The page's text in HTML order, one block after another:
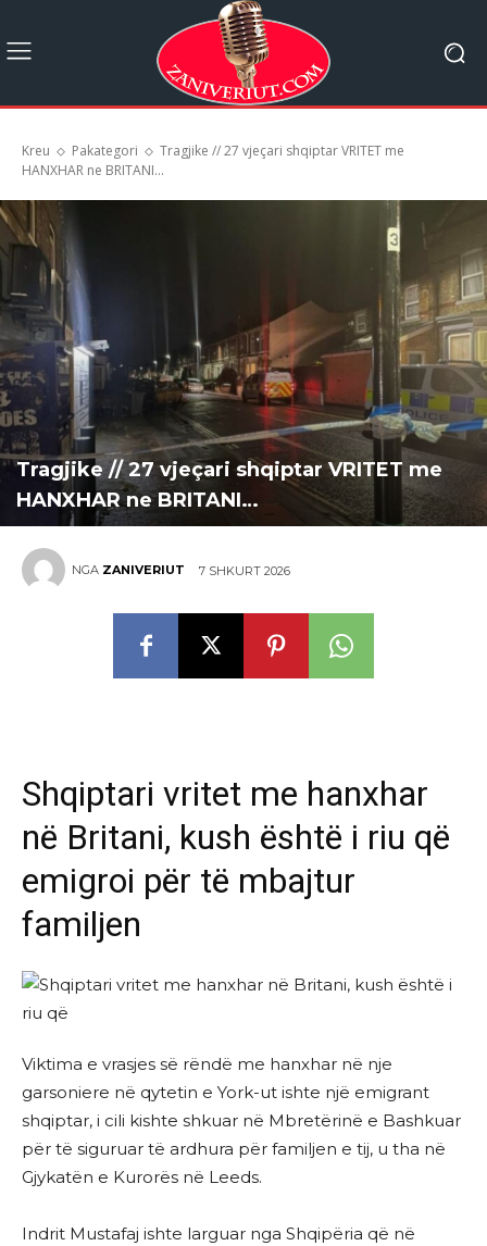
Kreu Pakategori
Tragjike // 27 vjeçari shqiptar VRITET me
HANXHAR ne BRITANI...
Tragjike // 27 vjeçari shqiptar VRITET me
HANXHAR ne BRITANI…
NGA ZANIVERIUT 7 SHKURT 2026
Shqiptari vritet me hanxhar
në Britani, kush është i riu që
emigroi për të mbajtur
familjen
Viktima e vrasjes së rëndë me hanxhar në nje
garsoniere në qytetin e York-ut ishte një emigrant
shqiptar, i cili kishte shkuar në Mbretërinë e Bashkuar
për të siguruar të ardhura për familjen e tij, u tha në
Gjykatën e Kurorës në Leeds.
Indrit Mustafaj ishte larguar nga Shqipëria që në